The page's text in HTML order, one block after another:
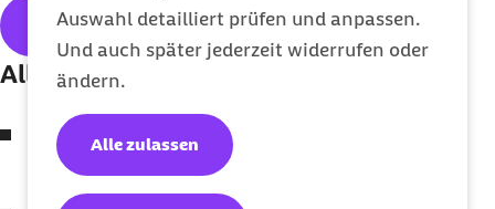
Auswahl detailliert prüfen und anpassen.
Und auch später jederzeit widerrufen oder
ändern.
Alle zulassen
Hier geht's zum kostenlosenAbo
Alle Themen der Ausgabe:
Europäischer Notfallausweis: Lebensretter in
Taschenformat